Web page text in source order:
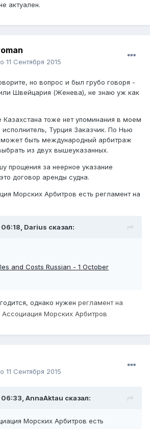
актуален.
11 Сентября 2015
но вопрос и был грубо говоря -
Швейцария (Женева), не знаю уж как
тоже нет упоминания в моем
Турция Заказчик. По Нью
быть международный арбитраж
из двух вышеуказанных.
прощения за неерное указание
договор аренды судна.
Морских Арбитров есть регламент на
06:18, Darius сказал:
and Costs Russian - 1 October
однако нужен регламент на
Ассоциация Морских Арбитров
11 Сентября 2015
06:33, AnnaAktau сказал:
Морских Арбитров есть